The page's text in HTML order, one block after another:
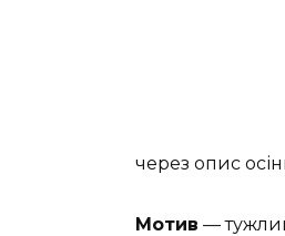
через опис
Мотив —